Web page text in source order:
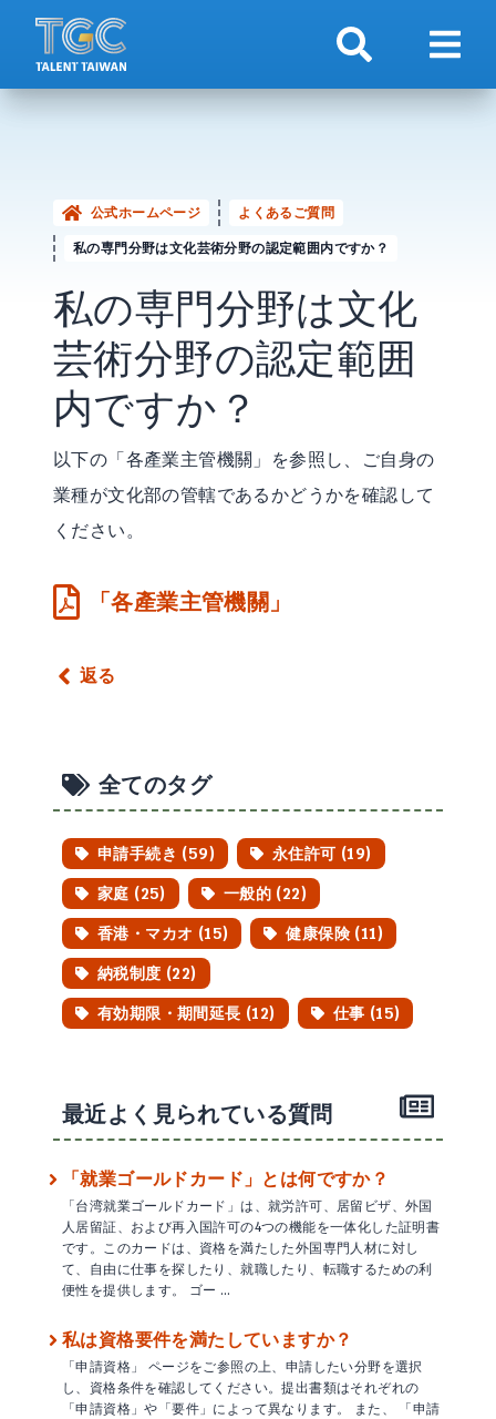
検索 ナビ
公式ホームページ
よくあるご質問
私の専門分野は文化芸術分野の認定範囲内ですか？
私の専門分野は文化
芸術分野の認定範囲
内ですか？
以下の「各產業主管機關」を参照し、ご自身の
業種が文化部の管轄であるかどうかを確認して
ください。
「各產業主管機關」
返る
全てのタグ
申請手続き (59)
永住許可 (19)
家庭 (25)
一般的 (22)
香港・マカオ (15)
健康保険 (11)
納税制度 (22)
有効期限・期間延長 (12)
仕事 (15)
最近よく見られている質問
「就業ゴールドカード」とは何ですか？
「台湾就業ゴールドカード」は、就労許可、居留ビザ、外国
人居留証、および再入国許可の4つの機能を一体化した証明書
です。このカードは、資格を満たした外国専門人材に対し
て、自由に仕事を探したり、就職したり、転職するための利
便性を提供します。 ゴー …
私は資格要件を満たしていますか？
「申請資格」 ページをご参照の上、申請したい分野を選択
し、資格条件を確認してください。提出書類はそれぞれの
「申請資格」や「要件」によって異なります。 また、 「申請